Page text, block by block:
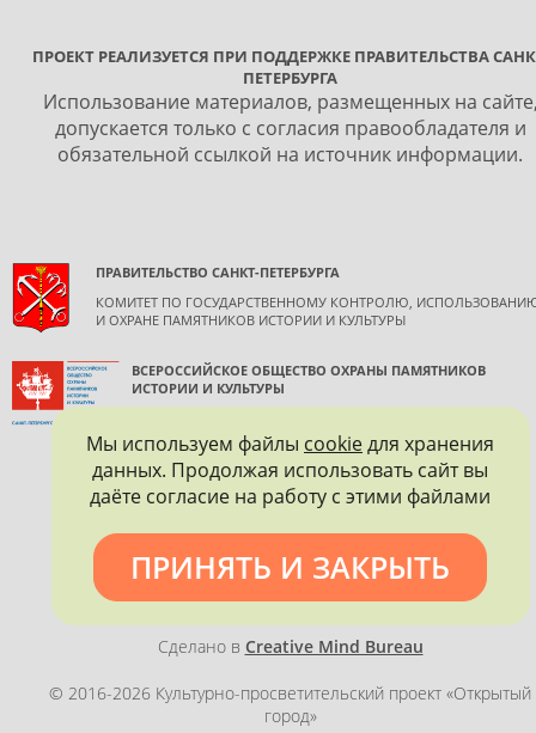
ПРОЕКТ РЕАЛИЗУЕТСЯ ПРИ ПОДДЕРЖКЕ ПРАВИТЕЛЬСТВА
ПЕТЕРБУРГА
Использование материалов, размещенных на
допускается только с согласия правообладателя и
обязательной ссылкой на источник информации.
ПРАВИТЕЛЬСТВО САНКТ-ПЕТЕРБУРГА
КОМИТЕТ ПО ГОСУДАРСТВЕННОМУ КОНТРОЛЮ,
И ОХРАНЕ ПАМЯТНИКОВ ИСТОРИИ И КУЛЬТУРЫ
ВСЕРОССИЙСКОЕ ОБЩЕСТВО ОХРАНЫ ПАМЯТНИКОВ
ИСТОРИИ И КУЛЬТУРЫ
Политика конфиденциальности
Сделано в Creative Mind Bureau
© 2016-2026 Культурно-просветительский проект «Открытый
город»
Мы используем файлы cookieдля хранения
данных. Продолжая использовать сайт вы
даёте согласие на работу с этими файлами
ПРИНЯТЬ И ЗАКРЫТЬ